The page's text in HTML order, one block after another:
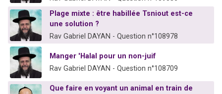
Plage mixte : être habillée Tsniout est-ce
une solution ?
Rav Gabriel DAYAN - Question n°108978
Manger 'Halal pour un non-juif
Rav Gabriel DAYAN - Question n°108709
Que faire en voyant un animal en train de